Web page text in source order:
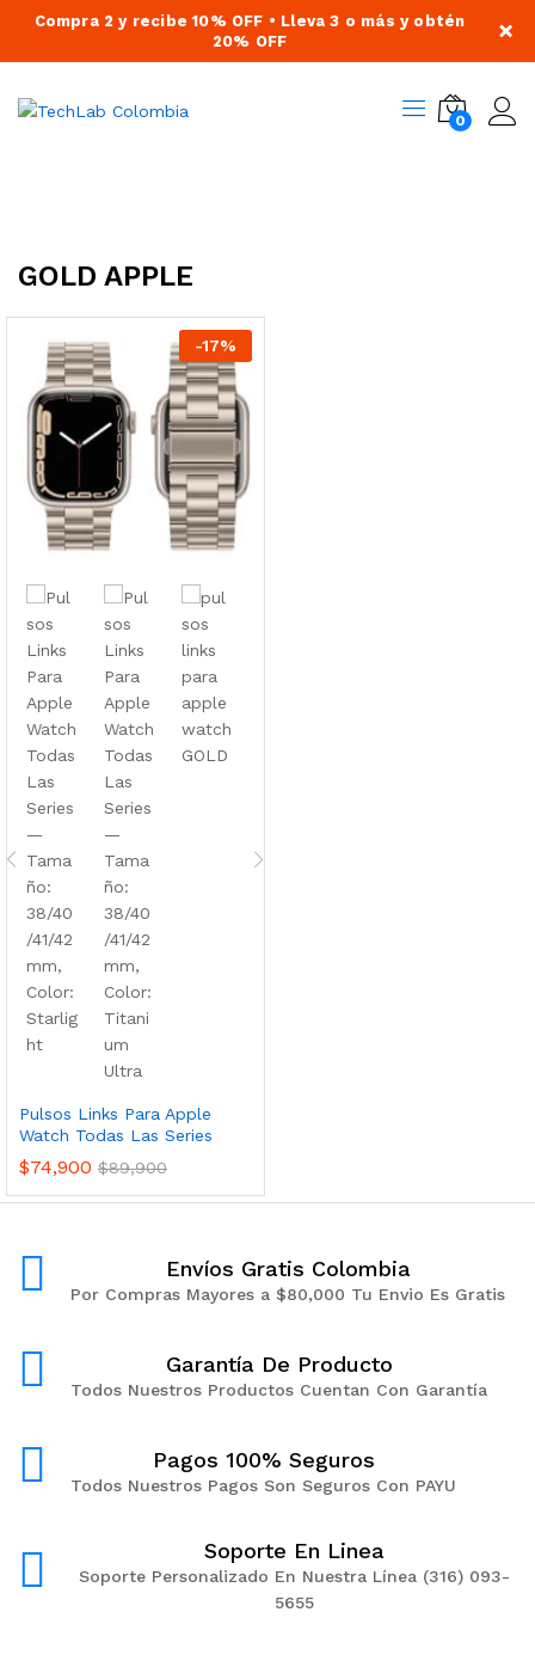
Compra 2 y recibe 10% OFF • Lleva 3 o más y obtén
20% OFF
×
0
GOLD APPLE
-17%
Pulsos Links Para Apple
Watch Todas Las Series
$74,900 $89,900
Envíos Gratis Colombia
Por Compras Mayores a $80,000 Tu Envio Es Gratis
Garantía De Producto
Todos Nuestros Productos Cuentan Con Garantía
Pagos 100% Seguros
Todos Nuestros Pagos Son Seguros Con PAYU
Soporte En Linea
Soporte Personalizado En Nuestra Línea (316) 093-
5655